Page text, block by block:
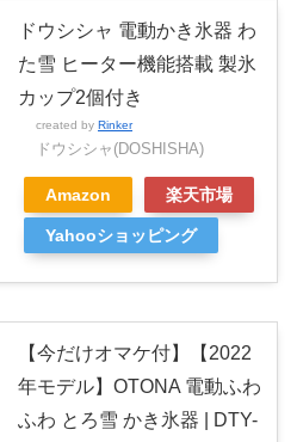
ドウシシャ 電動かき氷器 わ
た雪 ヒーター機能搭載 製氷
カップ2個付き
created by Rinker
ドウシシャ(DOSHISHA)
Amazon 楽天市場
Yahooショッピング
【今だけオマケ付】【2022
年モデル】OTONA 電動ふわ
ふわ とろ雪 かき氷器 | DTY-